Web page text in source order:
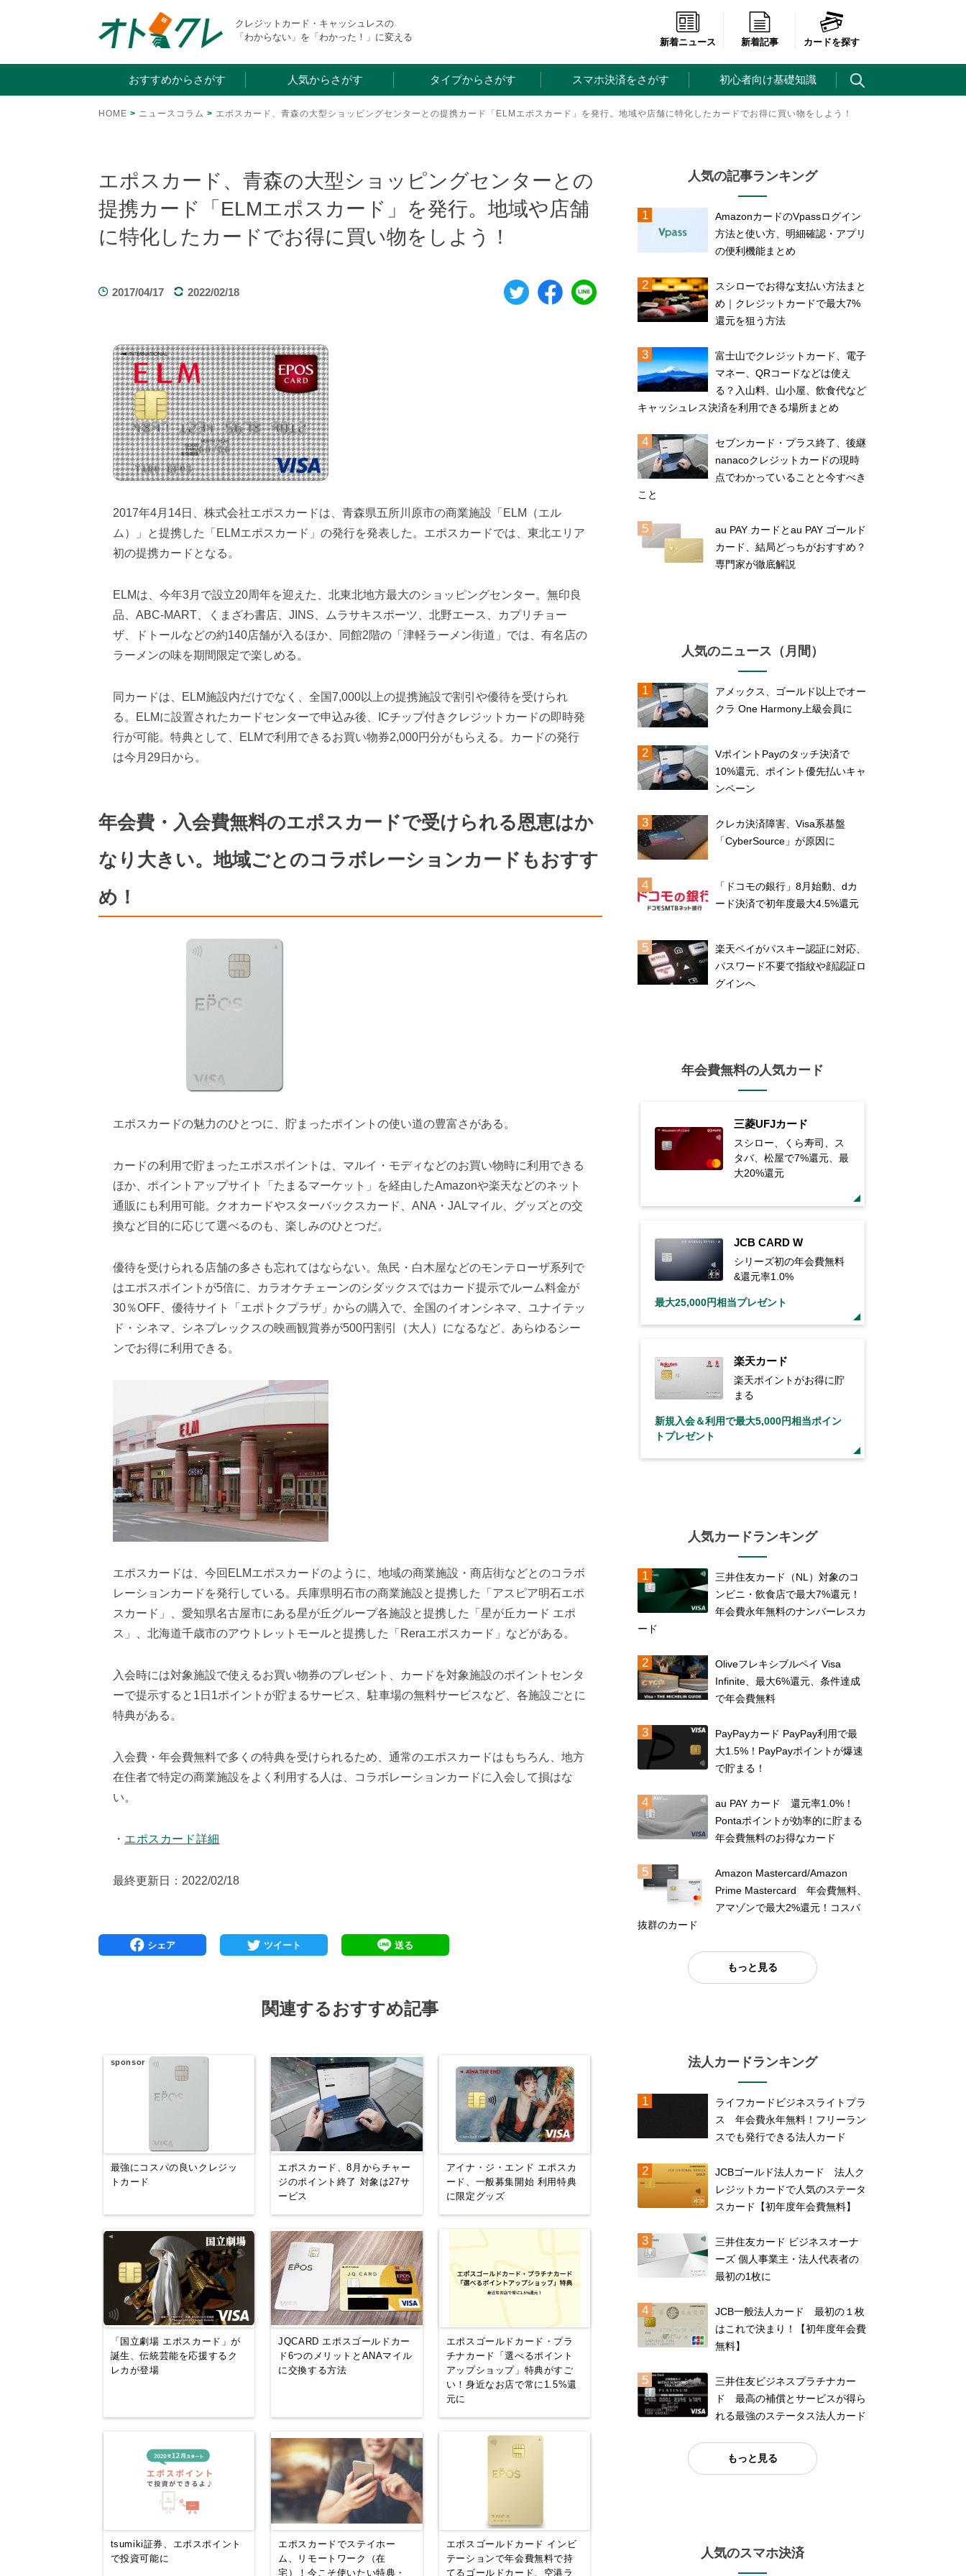
クレジットカード・キャッシュレスの
「わからない」を「わかった！」に変える
新着ニュース 新着記事 カードを探す
おすすめからさがす 人気からさがす タイプからさがす スマホ決済をさがす 初心者向け基礎知識
HOME > ニュースコラム > エポスカード、青森の大型ショッピングセンターとの提携カード「ELMエポスカード」を発行。地域や店舗に特化したカードでお得に買い物をしよう！
エポスカード、青森の大型ショッピングセンターとの
提携カード「ELMエポスカード」を発行。地域や店舗
に特化したカードでお得に買い物をしよう！
2017/04/17 2022/02/18
2017年4月14日、株式会社エポスカードは、青森県五所川原市の商業施設「ELM（エル
ム）」と提携した「ELMエポスカード」の発行を発表した。エポスカードでは、東北エリア
初の提携カードとなる。
ELMは、今年3月で設立20周年を迎えた、北東北地方最大のショッピングセンター。無印良
品、ABC-MART、くまざわ書店、JINS、ムラサキスポーツ、北野エース、カプリチョー
ザ、ドトールなどの約140店舗が入るほか、同館2階の「津軽ラーメン街道」では、有名店の
ラーメンの味を期間限定で楽しめる。
同カードは、ELM施設内だけでなく、全国7,000以上の提携施設で割引や優待を受けられ
る。ELMに設置されたカードセンターで申込み後、ICチップ付きクレジットカードの即時発
行が可能。特典として、ELMで利用できるお買い物券2,000円分がもらえる。カードの発行
は今月29日から。
年会費・入会費無料のエポスカードで受けられる恩恵はか
なり大きい。地域ごとのコラボレーションカードもおすす
め！
エポスカードの魅力のひとつに、貯まったポイントの使い道の豊富さがある。
カードの利用で貯まったエポスポイントは、マルイ・モディなどのお買い物時に利用できる
ほか、ポイントアップサイト「たまるマーケット」を経由したAmazonや楽天などのネット
通販にも利用可能。クオカードやスターバックスカード、ANA・JALマイル、グッズとの交
換など目的に応じて選べるのも、楽しみのひとつだ。
優待を受けられる店舗の多さも忘れてはならない。魚民・白木屋などのモンテローザ系列で
はエポスポイントが5倍に、カラオケチェーンのシダックスではカード提示でルーム料金が
30％OFF、優待サイト「エポトクプラザ」からの購入で、全国のイオンシネマ、ユナイテッ
ド・シネマ、シネプレックスの映画観賞券が500円割引（大人）になるなど、あらゆるシー
ンでお得に利用できる。
エポスカードは、今回ELMエポスカードのように、地域の商業施設・商店街などとのコラボ
レーションカードを発行している。兵庫県明石市の商業施設と提携した「アスピア明石エポ
スカード」、愛知県名古屋市にある星が丘グループ各施設と提携した「星が丘カード エポ
ス」、北海道千歳市のアウトレットモールと提携した「Reraエポスカード」などがある。
入会時には対象施設で使えるお買い物券のプレゼント、カードを対象施設のポイントセンタ
ーで提示すると1日1ポイントが貯まるサービス、駐車場の無料サービスなど、各施設ごとに
特典がある。
入会費・年会費無料で多くの特典を受けられるため、通常のエポスカードはもちろん、地方
在住者で特定の商業施設をよく利用する人は、コラボレーションカードに入会して損はな
い。
・ エポスカード詳細
最終更新日：2022/02/18
関連するおすすめ記事
最強にコスパの良いクレジッ
トカード
sponsor
エポスカード、8月からチャー
ジのポイント終了 対象は27サ
ービス
アイナ・ジ・エンド エポスカ
ード、一般募集開始 利用特典
に限定グッズ
「国立劇場 エポスカード」が
誕生、伝統芸能を応援するク
レカが登場
JQCARD エポスゴールドカー
ド6つのメリットとANAマイル
に交換する方法
エポスゴールドカード・プラ
チナカード「選べるポイント
アップショップ」特典がすご
い！身近なお店で常に1.5%還
元に
tsumiki証券、エポスポイント
で投資可能に
エポスカードでステイホー
ム、リモートワーク（在
宅）！今こそ使いたい特典・
エポスゴールドカード インビ
テーションで年会費無料で持
てるゴールドカード、空港ラ
人気の記事ランキング
AmazonカードのVpassログイン
方法と使い方、明細確認・アプリ
の便利機能まとめ
スシローでお得な支払い方法まと
め｜クレジットカードで最大7%
還元を狙う方法
富士山でクレジットカード、電子
マネー、QRコードなどは使え
る？入山料、山小屋、飲食代など
キャッシュレス決済を利用できる場所まとめ
セブンカード・プラス終了、後継
nanacoクレジットカードの現時
点でわかっていることと今すべき
こと
au PAY カードとau PAY ゴールド
カード、結局どっちがおすすめ？
専門家が徹底解説
人気のニュース（月間）
アメックス、ゴールド以上でオー
クラ One Harmony上級会員に
VポイントPayのタッチ決済で
10%還元、ポイント優先払いキャ
ンペーン
クレカ決済障害、Visa系基盤
「CyberSource」が原因に
「ドコモの銀行」8月始動、dカ
ード決済で初年度最大4.5%還元
楽天ペイがパスキー認証に対応、
パスワード不要で指紋や顔認証ロ
グインへ
年会費無料の人気カード
三菱UFJカード
スシロー、くら寿司、ス
タバ、松屋で7%還元、最
大20%還元
JCB CARD W
シリーズ初の年会費無料
&還元率1.0%
最大25,000円相当プレゼント
楽天カード
楽天ポイントがお得に貯
まる
新規入会＆利用で最大5,000円相当ポイン
トプレゼント
人気カードランキング
三井住友カード（NL）対象のコ
ンビニ・飲食店で最大7%還元！
年会費永年無料のナンバーレスカ
ード
Oliveフレキシブルペイ Visa
Infinite、最大6%還元、条件達成
で年会費無料
PayPayカード PayPay利用で最
大1.5%！PayPayポイントが爆速
で貯まる！
au PAY カード 還元率1.0%！
Pontaポイントが効率的に貯まる
年会費無料のお得なカード
Amazon Mastercard/Amazon
Prime Mastercard 年会費無料、
アマゾンで最大2%還元！コスパ
抜群のカード
もっと見る
法人カードランキング
ライフカードビジネスライトプラ
ス 年会費永年無料！フリーラン
スでも発行できる法人カード
JCBゴールド法人カード 法人ク
レジットカードで人気のステータ
スカード【初年度年会費無料】
三井住友カード ビジネスオーナ
ーズ 個人事業主・法人代表者の
最初の1枚に
JCB一般法人カード 最初の１枚
はこれで決まり！【初年度年会費
無料】
三井住友ビジネスプラチナカー
ド 最高の補償とサービスが得ら
れる最強のステータス法人カード
もっと見る
人気のスマホ決済